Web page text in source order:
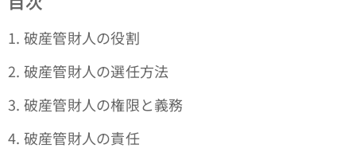
1. 破産管財人の役割
2. 破産管財人の選任方法
3. 破産管財人の権限と義務
4. 破産管財人の責任